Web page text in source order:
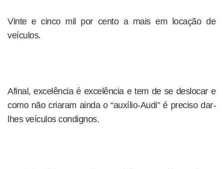
Vinte e cinco mil por cento a mais em locação de
veículos.
Afinal, excelência é excelência e tem de se deslocar e
como não criaram ainda o “auxílio-Audi” é preciso dar-
lhes veículos condignos.